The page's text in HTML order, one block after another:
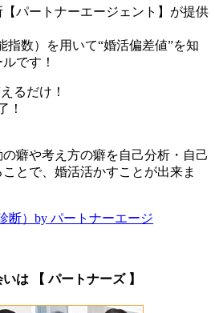
パートナーエージェント】が提供
指数）を用いて“婚活偏差値”を知
です！
るだけ！
！
癖や考え方の癖を自己分析・自己
とで、婚活活かすことが出来ま
断）by パートナーエージ
は 【 パートナーズ 】